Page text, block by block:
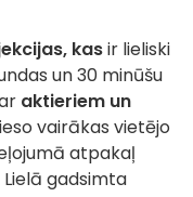
kasir lieliski
un 30 minūšu
aktieriem un
vairākas vietējo
atpakaļ
gadsimta